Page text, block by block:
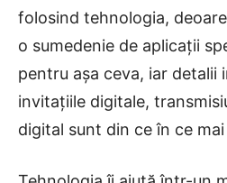
folosind tehnologia,
o sumedenie de aplicații
pentru așa ceva, iar detalii
invitațiile digitale,
digital sunt din ce în ce